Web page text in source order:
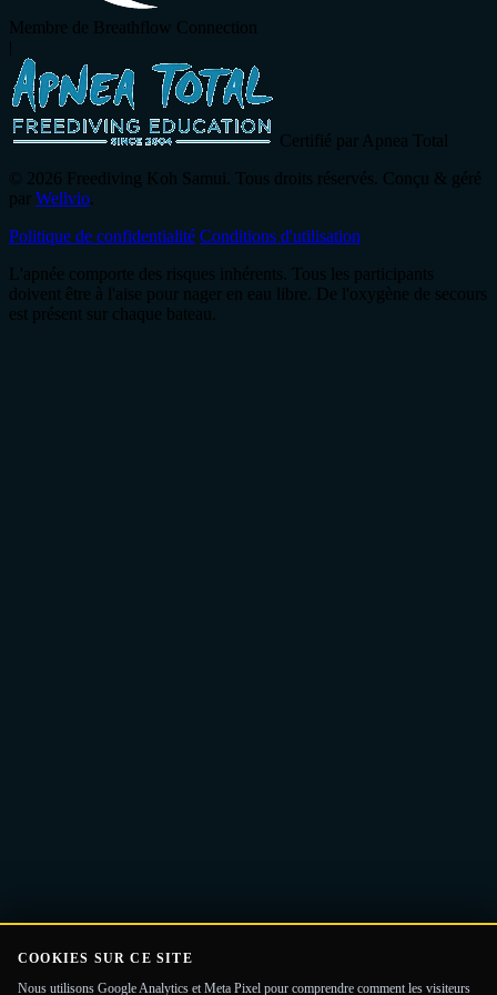
Membre de Breathflow Connection
Certifié par Apnea Total
© 2026 Freediving Koh Samui. Tous droits réservés. Conçu & géré
par Wellvio
Politique de confidentialité Conditions d'utilisation
L'apnée comporte des risques inhérents. Tous les participants
doivent être à l'aise pour nager en eau libre. De l'oxygène de secours
est présent sur chaque bateau.
COOKIES SUR CE SITE
Nous utilisons Google Analytics et Meta Pixel pour comprendre comment les visiteurs